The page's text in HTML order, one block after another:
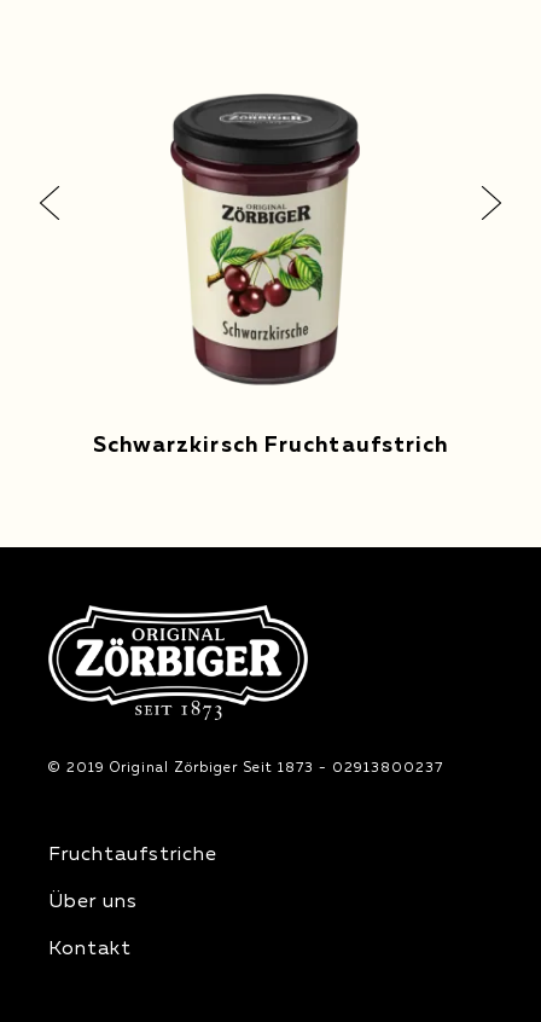
Schwarzkirsch Fruchtaufstrich
© 2019 Original Zörbiger Seit 1873 - 02913800237
Fruchtaufstriche
Über uns
Kontakt